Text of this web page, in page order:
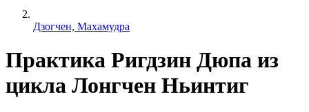
Дзогчен, Махамудра
Практика Ригдзин Дюпа из
цикла Лонгчен Ньинтиг